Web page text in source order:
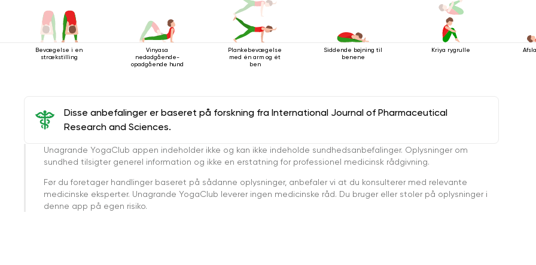
Bevægelse i en
strækstilling
Vinyasa
nedadgående-
opadgående hund
Plankebevægelse
med én arm og ét
ben
Siddende bøjning til
benene
Kriya rygrulle
Disse anbefalinger er baseret på forskning fra International Journal of Pharmaceutical
Research and Sciences.
Unagrande YogaClub appen indeholder ikke og kan ikke indeholde sundhedsanbefalinger. Oplysninger om
sundhed tilsigter generel information og ikke en erstatning for professionel medicinsk rådgivning.
Før du foretager handlinger baseret på sådanne oplysninger, anbefaler vi at du konsulterer med relevante
medicinske eksperter. Unagrande YogaClub leverer ingen medicinske råd. Du bruger eller stoler på oplysninger i
denne app på egen risiko.